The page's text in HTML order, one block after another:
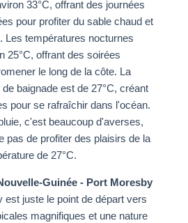
33°C, offrant des journées
pour profiter du sable chaud et
Les températures nocturnes
25°C, offrant des soirées
le long de la côte. La
baignade est de 27°C, créant
pour se rafraîchir dans l'océan.
c'est beaucoup d'averses,
pas de profiter des plaisirs de la
de 27°C.
Guinée - Port Moresby
est juste le point de départ vers
magnifiques et une nature